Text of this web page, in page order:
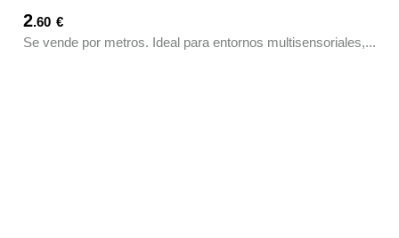
2.60 €
Se vende por metros. Ideal para entornos multisensoriales,...